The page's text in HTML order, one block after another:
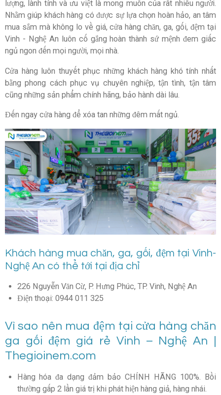
lượng, lành tính và ưu việt là mong muốn của rất nhiều người.
Nhằm giúp khách hàng có được sự lựa chọn hoàn hảo, an tâm
mua sắm mà không lo về giá, cửa hàng chăn, ga, gối, đệm tại
Vinh - Nghệ An luôn cố gắng hoàn thành sứ mệnh đem giấc
ngủ ngon đến mọi người, mọi nhà.
Cửa hàng luôn thuyết phục những khách hàng khó tính nhất
bằng phong cách phục vụ chuyên nghiệp, tận tình, tận tâm
cũng những sản phẩm chính hãng, bảo hành dài lâu.
Đến ngay cửa hàng để xóa tan những đêm mất ngủ.
Khách hàng mua chăn, ga, gối, đệm tại Vinh-
Nghệ An có thể tới tại địa chỉ
226 Nguyễn Văn Cừ, P. Hưng Phúc, TP. Vinh, Nghệ An
Điện thoại: 0944 011 325
Vì sao nên mua đệm tại cửa hàng chăn
ga gối đệm giá rẻ Vinh – Nghệ An |
Thegioinem.com
Hàng hóa đa dạng đảm bảo CHÍNH HÃNG 100%. Bồi
thường gấp 2 lần giá trị khi phát hiện hàng giả, hàng nhái.